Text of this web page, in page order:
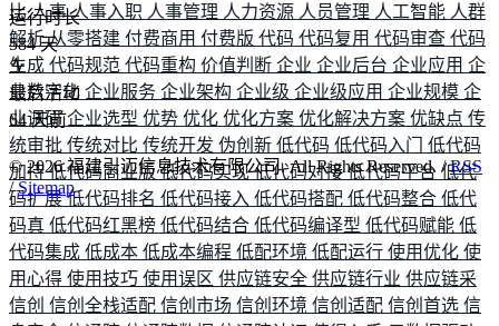
比人事人事入职 人事管理 人力资源 人员管理 人工智能 人群
解析从零搭建 付费商用 付费版 代码 代码复用 代码审查 代码
生成 代码规范 代码重构 价值判断 企业 企业后台 企业应用 企
业数字化 企业服务 企业架构 企业级 企业级应用 企业规模 企
业调研企业选型 优势 优化 优化方案 优化解决方案 优缺点 传
统审批 传统对比 传统开发 伪创新 低代码 低代码入门 低代码
加持低代码商业版低代码实现低代码对接低代码平台 低代
码扩展低代码排名 低代码接入 低代码搭配 低代码整合 低代
码真 低代码红黑榜 低代码结合 低代码编译型 低代码赋能 低
代码集成 低成本 低成本编程 低配环境 低配运行 使用优化 使
用心得 使用技巧 使用误区 供应链安全 供应链行业 供应链采
信创 信创全栈适配 信创市场 信创环境 信创适配 信创首选 信
运行时长
584 天
最后活动
64 天前
©2026福建引迈信息技术有限公司. All Rights Reserved. /RSS
/Sitemap